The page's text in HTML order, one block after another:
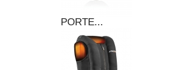
PORTE...